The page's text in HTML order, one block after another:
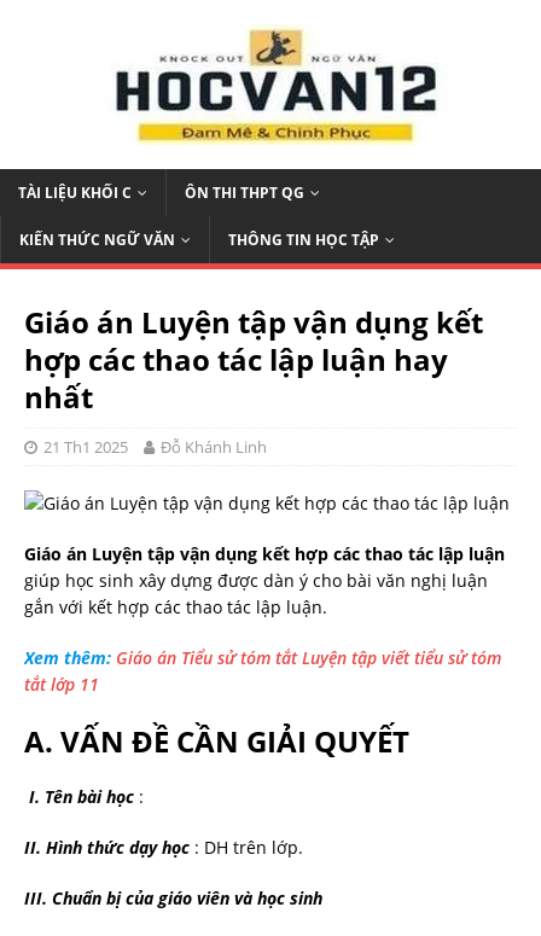
TÀI LIỆU KHỐI C ÔN THI THPT QG
KIẾN THỨC NGỮ VĂN THÔNG TIN HỌC TẬP
Giáo án Luyện tập vận dụng kết
hợp các thao tác lập luận hay
nhất
21 Th1 2025 Đỗ Khánh Linh
Giáo án Luyện tập vận dụng kết hợp các thao tác lập luận
giúp học sinh xây dựng được dàn ý cho bài văn nghị luận
gắn với kết hợp các thao tác lập luận.
Xem thêm: Giáo án Tiểu sử tóm tắt Luyện tập viết tiểu sử tóm
tắt lớp 11
A. VẤN ĐỀ CẦN GIẢI QUYẾT
I. Tên bài học :
II. Hình thức dạy học : DH trên lớp.
III. Chuẩn bị của giáo viên và học sinh